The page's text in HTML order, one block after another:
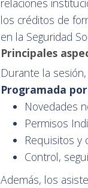
relaciones
los créditos de
en la Seguridad
Principales
Durante la
Programada
Novedades
Permisos
Requisitos y
Control,
Además, los